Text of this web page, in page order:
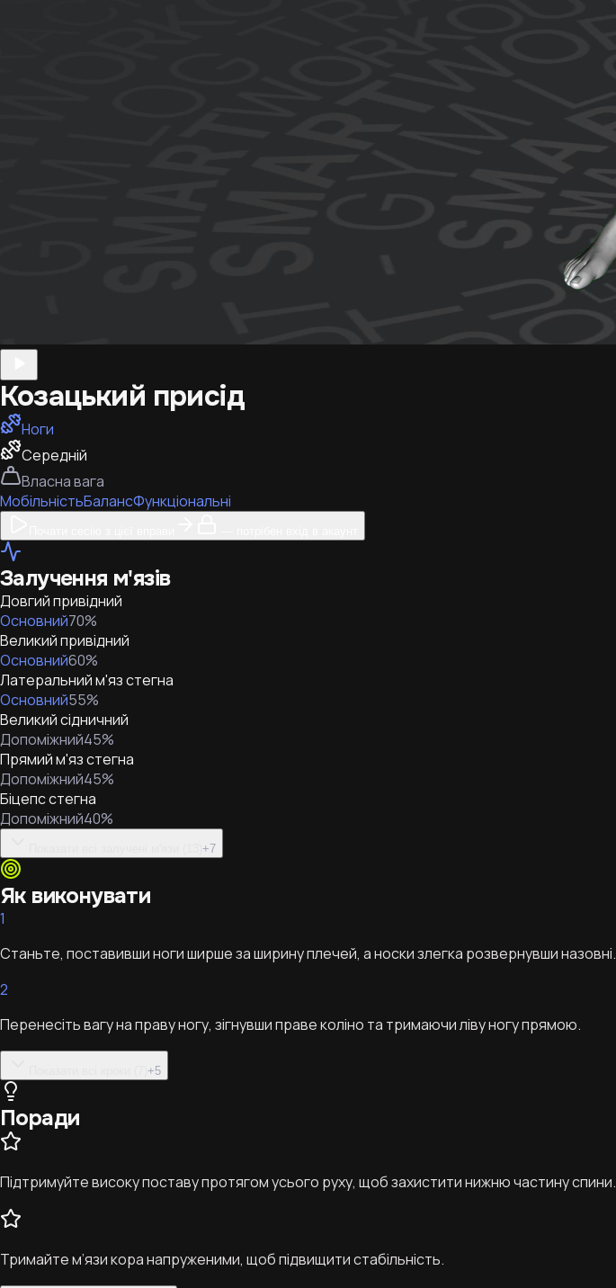
Козацький присід
Ноги
Середній
Власна вага
МобільністьБалансФункціональні
Залучення м'язів
Довгий привідний
Основний70%
Великий привідний
Основний60%
Латеральний м'яз стегна
Основний55%
Великий сідничний
Допоміжний45%
Прямий м'яз стегна
Допоміжний45%
Біцепс стегна
Допоміжний40%
+7
Як виконувати
1
Станьте, поставивши ноги ширше за ширину плечей, а носки злегка розвернувши назовні.
2
Перенесіть вагу на праву ногу, зігнувши праве коліно та тримаючи ліву ногу прямою.
+5
Поради
Підтримуйте високу поставу протягом усього руху, щоб захистити нижню частину спини.
Тримайте м’язи кора напруженими, щоб підвищити стабільність.